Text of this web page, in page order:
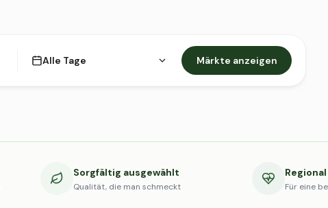
Alle Tage Märkte anzeigen
Sorgfältig ausgewählt
Qualität, die man schmeckt Für eine